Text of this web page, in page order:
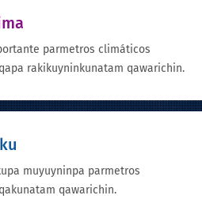
parmetros climáticos
rakikuyninkunatam qawarichin.
muyuyninpa parmetros
qawarichin.